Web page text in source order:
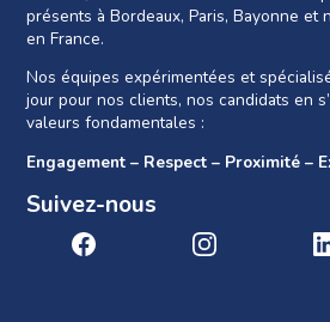
présents à Bordeaux, Paris, Bayonne et
en France.
Nos équipes expérimentées et
jour pour nos clients, nos candidats en
valeurs fondamentales :
Engagement – Respect – Proximité –
Suivez-nous